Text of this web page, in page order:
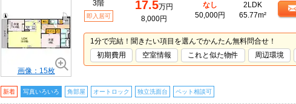
画像：15枚
3階
即入居可
17.5万円
8,000円
なし
50,000円
2LDK
65.77m²
1分で完結！聞きたい項目を選んでかんたん無料問合せ！
初期費用
空室情報 これと似た物件 周辺環境
新着 写真いろいろ 角部屋 オートロック 独立洗面台 ペット相談可